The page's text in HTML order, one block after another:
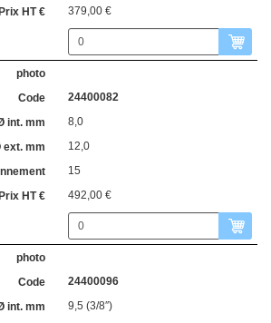
379,00 €
24400082
8,0
12,0
15
492,00 €
24400096
9,5 (3/8″)